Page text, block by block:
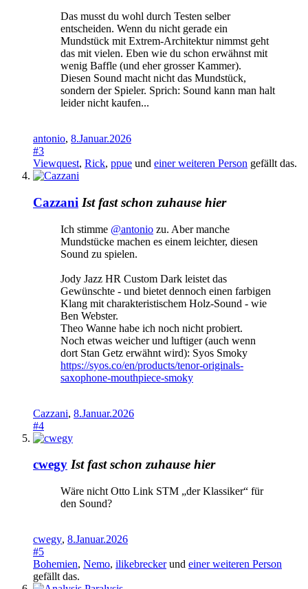
Das musst du wohl durch Testen selber
entscheiden. Wenn du nicht gerade ein
Mundstück mit Extrem-Architektur nimmst geht
das mit vielen. Eben wie du schon erwähnst mit
wenig Baffle (und eher grosser Kammer).
Diesen Sound macht nicht das Mundstück,
sondern der Spieler. Sprich: Sound kann man halt
leider nicht kaufen...
antonio, 8.Januar.2026
#3
Viewquest, Rick, ppue und einer weiteren Person gefällt das.
Cazzani Ist fast schon zuhause hier
Ich stimme @antonio zu. Aber manche
Mundstücke machen es einem leichter, diesen
Sound zu spielen.
Jody Jazz HR Custom Dark leistet das
Gewünschte - und bietet dennoch einen farbigen
Klang mit charakteristischem Holz-Sound - wie
Ben Webster.
Theo Wanne habe ich noch nicht probiert.
Noch etwas weicher und luftiger (auch wenn
dort Stan Getz erwähnt wird): Syos Smoky
https://syos.co/en/products/tenor-originals-
saxophone-mouthpiece-smoky
Cazzani, 8.Januar.2026
#4
cwegy Ist fast schon zuhause hier
Wäre nicht Otto Link STM „der Klassiker“ für
den Sound?
cwegy, 8.Januar.2026
#5
Bohemien, Nemo, ilikebreckerund einer weiteren Person
gefällt das.